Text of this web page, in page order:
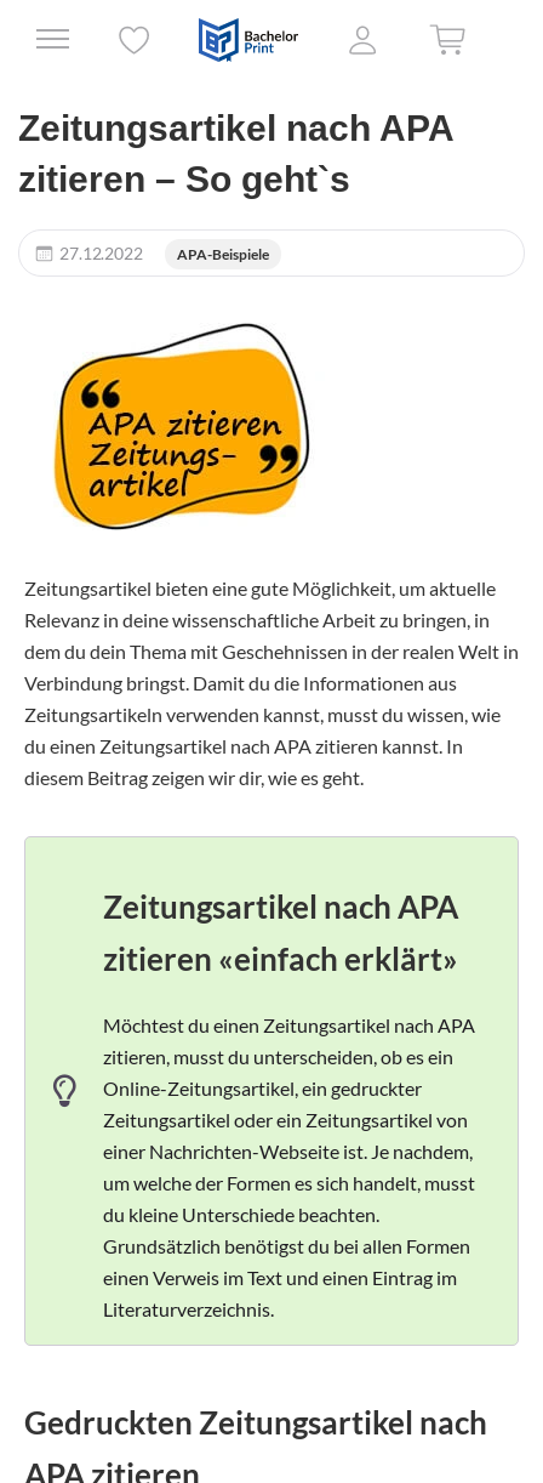
Zeitungsartikel nach APA
zitieren – So geht`s
27.12.2022 APA-Beispiele
Zeitungsartikel bieten eine gute Möglichkeit, um aktuelle
Relevanz in deine wissenschaftliche Arbeit zu bringen, in
dem du dein Thema mit Geschehnissen in der realen Welt in
Verbindung bringst. Damit du die Informationen aus
Zeitungsartikeln verwenden kannst, musst du wissen, wie
du einen Zeitungsartikel nach APA zitieren kannst. In
diesem Beitrag zeigen wir dir, wie es geht.
Zeitungsartikel nach APA
zitieren «einfach erklärt»
Möchtest du einen Zeitungsartikel nach APA
zitieren, musst du unterscheiden, ob es ein
Online-Zeitungsartikel, ein gedruckter
Zeitungsartikel oder ein Zeitungsartikel von
einer Nachrichten-Webseite ist. Je nachdem,
um welche der Formen es sich handelt, musst
du kleine Unterschiede beachten.
Grundsätzlich benötigst du bei allen Formen
einen Verweis im Text und einen Eintrag im
Literaturverzeichnis.
Gedruckten Zeitungsartikel nach
APA zitieren